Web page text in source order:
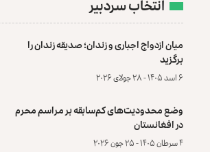
انتخاب سردبیر
میان ازدواج اجباری و زندان؛ صدیقه زندان را
برگزید
۶ اسد ۱۴۰۵ - ۲۸ جولای ۲۰۲۶
وضع محدودیت‌های کم‌سابقه بر مراسم محرم
در افغانستان
۴ سرطان ۱۴۰۵ - ۲۵ جون ۲۰۲۶